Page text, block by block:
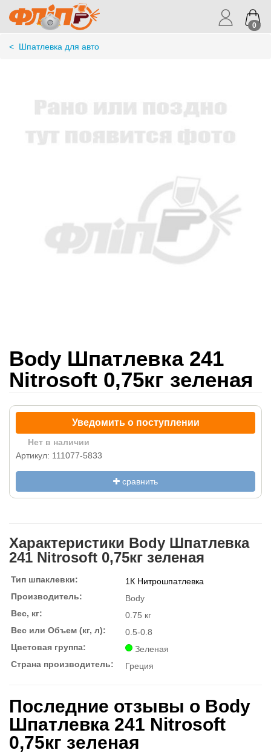
0
< Шпатлевка для авто
Body Шпатлевка 241
Nitrosoft 0,75кг зеленая
Уведомить о поступлении
Нет в наличии
Артикул: 111077-5833
сравнить
Характеристики Body Шпатлевка
241 Nitrosoft 0,75кг зеленая
Тип шпаклевки:
1К Нитрошпатлевка
Производитель:
Body
Вес, кг:
0.75 кг
Вес или Объем (кг, л):
0.5-0.8
Цветовая группа:
Зеленая
Страна производитель:
Греция
Последние отзывы о Body
Шпатлевка 241 Nitrosoft
0,75кг зеленая